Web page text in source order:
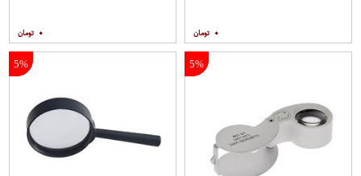
۰ ۰
5%
5%